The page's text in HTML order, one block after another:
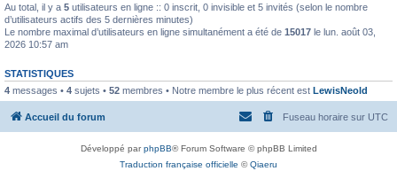
Au total, il y a 5 utilisateurs en ligne :: 0 inscrit, 0 invisible et 5 invités (selon le nombre
d’utilisateurs actifs des 5 dernières minutes)
Le nombre maximal d’utilisateurs en ligne simultanément a été de 15017 le lun. août 03,
2026 10:57 am
STATISTIQUES
4 messages • 4 sujets • 52 membres • Notre membre le plus récent est LewisNeold
Accueil du forum Fuseau horaire sur UTC
Développé parphpBB® Forum Software © phpBB Limited
Traduction française officielle ©Qiaeru